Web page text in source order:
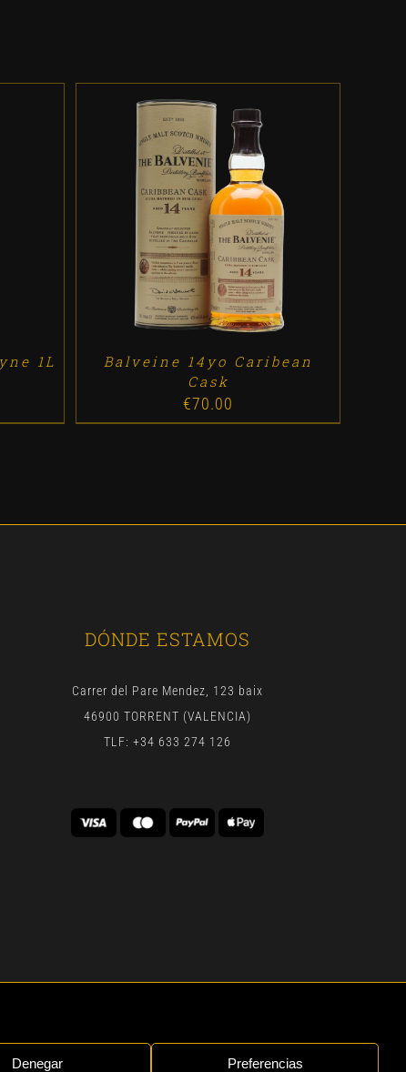
Denegar Preferencias
1L
ADD TO CART / DETALLES
Balveine 14yo Caribean
Cask
€70.00
DÓNDE ESTAMOS
Carrer del Pare Mendez, 123 baix
46900 TORRENT (VALENCIA)
TLF: +34 633 274 126
| BYGEN DIGITAL